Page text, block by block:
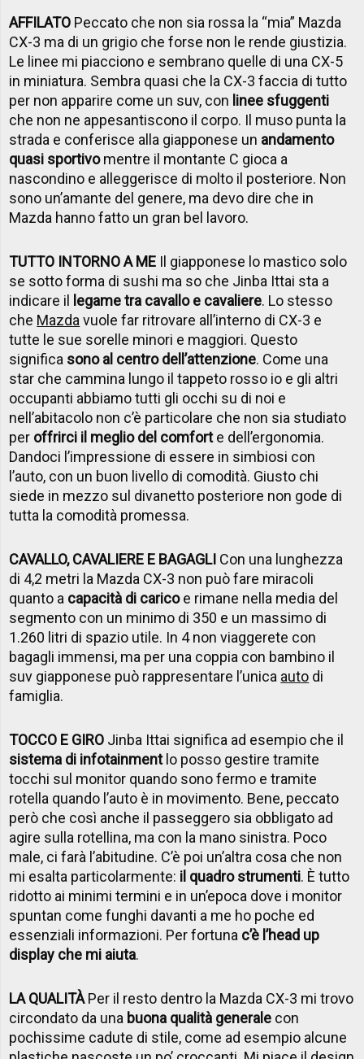
AFFILATO Peccato che non sia rossa la “mia” Mazda
CX-3 ma di un grigio che forse non le rende giustizia.
Le linee mi piacciono e sembrano quelle di una CX-5
in miniatura. Sembra quasi che la CX-3 faccia di tutto
per non apparire come un suv, con linee sfuggenti
che non ne appesantiscono il corpo. Il muso punta la
strada e conferisce alla giapponese un andamento
quasi sportivomentre il montante C gioca a
nascondino e alleggerisce di molto il posteriore. Non
sono un’amante del genere, ma devo dire che in
Mazda hanno fatto un gran bel lavoro.
TUTTO INTORNO A ME Il giapponese lo mastico solo
se sotto forma di sushi ma so che Jinba Ittai sta a
indicare il
legame tra cavallo e cavaliere. Lo stesso
che Mazdavuole far ritrovare all’interno di CX-3 e
tutte le sue sorelle minori e maggiori. Questo
significa sono al centro dell’attenzione. Come una
star che cammina lungo il tappeto rosso io e gli altri
occupanti abbiamo tutti gli occhi su di noi e
nell’abitacolo non c’è particolare che non sia studiato
per offrirci il meglio del comforte dell’ergonomia.
Dandoci l’impressione di essere in simbiosi con
l’auto, con un buon livello di comodità. Giusto chi
siede in mezzo sul divanetto posteriore non gode di
tutta la comodità promessa.
CAVALLO, CAVALIERE E BAGAGLI Con una lunghezza
di 4,2 metri la Mazda CX-3 non può fare miracoli
quanto a capacità di caricoe rimane nella media del
segmento con un minimo di 350 e un massimo di
1.260 litri di spazio utile. In 4 non viaggerete con
bagagli immensi, ma per una coppia con bambino il
suv giapponese può rappresentare l’unica auto di
famiglia.
TOCCO E GIRO Jinba Ittai significa ad esempio che il
sistema di infotainmentlo posso gestire tramite
tocchi sul monitor quando sono fermo e tramite
rotella quando l’auto è in movimento. Bene, peccato
però che così anche il passeggero sia obbligato ad
agire sulla rotellina, ma con la mano sinistra. Poco
male, ci farà l’abitudine. C’è poi un’altra cosa che non
mi esalta particolarmente: il quadro strumenti. È tutto
ridotto ai minimi termini e in un’epoca dove i monitor
spuntan come funghi davanti a me ho poche ed
essenziali informazioni. Per fortuna c’è l’head up
display che mi aiuta.
LA QUALITÀPer il resto dentro la Mazda CX-3 mi trovo
circondato da una buona qualità generale con
pochissime cadute di stile, come ad esempio alcune